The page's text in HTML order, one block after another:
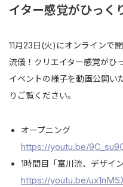
イター感覚がひっく
11月23日(火)にオンラインで
流儀！クリエイター感覚がひ
イベントの様子を動画公開い
りご覧ください。
オープニング
https://youtu.be/
1時間目「富川流、デザイ
https://youtu.be/